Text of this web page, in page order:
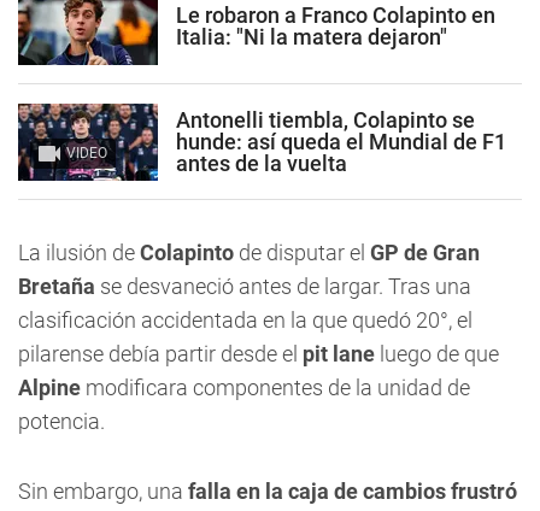
Le robaron a Franco Colapinto en
Italia: "Ni la matera dejaron"
VIDEO
Antonelli tiembla, Colapinto se
hunde: así queda el Mundial de F1
antes de la vuelta
La ilusión deColapinto de disputar el GP de Gran
Bretaña se desvaneció antes de largar. Tras una
clasificación accidentada en la que quedó 20°, el
pilarense debía partir desde el pit lane luego de que
Alpine modificara componentes de la unidad de
potencia.
Sin embargo, una falla en la caja de cambios frustró